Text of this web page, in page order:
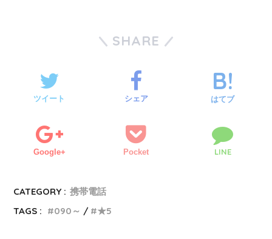
SHARE
ツイート シェア はてブ
Google+ Pocket LINE
CATEGORY : 携帯電話
TAGS :
090～ ★5